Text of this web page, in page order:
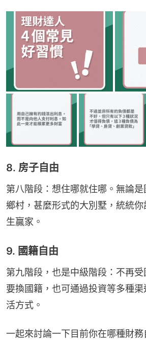
8. 房子自由
第八階段：想住哪就住哪。無論
鄉村，甚麼形式的大別墅，統統
生贏家。
9. 國籍自由
第九階段，也是中級階段：不再
要換國籍，也可通過投資等多種
活方式。
一起來討論一下目前你在哪種財